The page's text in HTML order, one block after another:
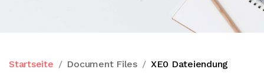
Startseite Document Files XE0 Dateiendung